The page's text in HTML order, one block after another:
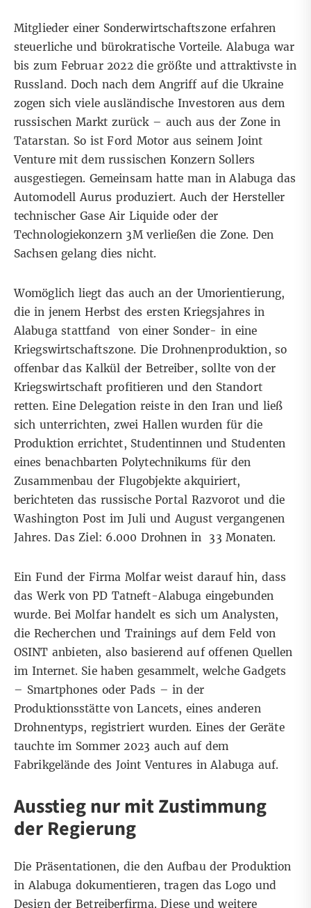
Mitglieder einer Sonderwirtschaftszone erfahren
steuerliche und bürokratische Vorteile. Alabuga war
bis zum Februar 2022 die größte und attraktivste in
Russland. Doch nach dem Angriff auf die Ukraine
zogen sich viele ausländische Investoren aus dem
russischen Markt zurück – auch aus der Zone in
Tatarstan. So ist Ford Motor aus seinem Joint
Venture mit dem russischen Konzern Sollers
ausgestiegen. Gemeinsam hatte man in Alabuga das
Automodell Aurus produziert. Auch der Hersteller
technischer Gase Air Liquide oder der
Technologiekonzern 3M verließen die Zone. Den
Sachsen gelang dies nicht.
Womöglich liegt das auch an der Umorientierung,
die in jenem Herbst des ersten Kriegsjahres in
Alabuga stattfand von einer Sonder- in eine
Kriegswirtschaftszone. Die Drohnenproduktion, so
offenbar das Kalkül der Betreiber, sollte von der
Kriegswirtschaft profitieren und den Standort
retten. Eine Delegation reiste in den Iran und ließ
sich unterrichten, zwei Hallen wurden für die
Produktion errichtet, Studentinnen und Studenten
eines benachbarten Polytechnikums für den
Zusammenbau der Flugobjekte akquiriert,
berichteten das russische Portal Razvorot und die
Washington Post im Juli und August vergangenen
Jahres. Das Ziel: 6.000 Drohnen in 33 Monaten.
Ein Fund der Firma Molfar weist darauf hin, dass
das Werk von PD Tatneft-Alabuga eingebunden
wurde. Bei Molfar handelt es sich um Analysten,
die Recherchen und Trainings auf dem Feld von
OSINT anbieten, also basierend auf offenen Quellen
im Internet. Sie haben gesammelt, welche Gadgets
– Smartphones oder Pads – in der
Produktionsstätte von Lancets, eines anderen
Drohnentyps, registriert wurden. Eines der Geräte
tauchte im Sommer 2023 auch auf dem
Fabrikgelände des Joint Ventures in Alabuga auf.
Ausstieg nur mit Zustimmung
der Regierung
Die Präsentationen, die den Aufbau der Produktion
in Alabuga dokumentieren, tragen das Logo und
Design der Betreiberfirma. Diese und weitere